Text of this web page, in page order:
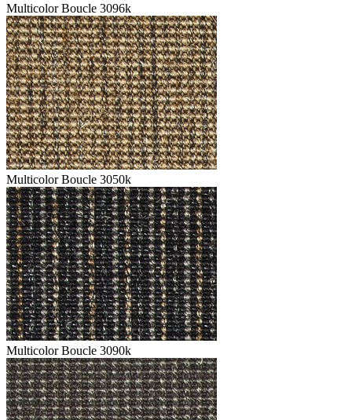
Multicolor Boucle 3096k
Multicolor Boucle 3050k
Multicolor Boucle 3090k